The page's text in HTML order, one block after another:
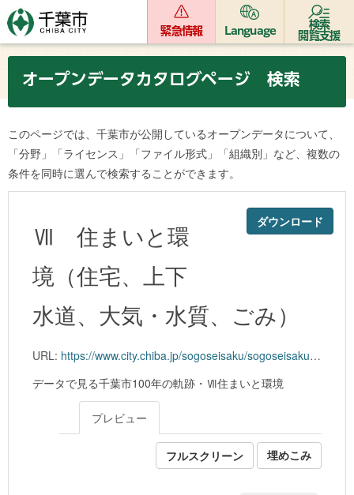
緊急情報 Language
検索
閲覧支援
オープンデータカタログページ 検索
このページでは、千葉市が公開しているオープンデータについて、
「分野」「ライセンス」「ファイル形式」「組織別」など、複数の
条件を同時に選んで検索することができます。
ダウンロード
Ⅶ 住まいと環
境（住宅、上下
水道、大気・水質、ごみ）
URL: https://www.city.chiba.jp/sogoseisaku/sogoseisaku/identitysuishin/documents/7_house.xlsx
データで見る千葉市100年の軌跡・Ⅶ住まいと環境
プレビュー
フルスクリーン 埋めこみ